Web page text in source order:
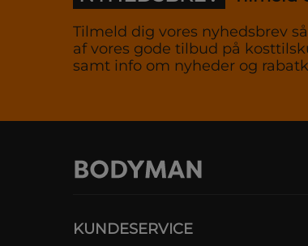
Tilmeld dig vores nyhedsbrev
af vores gode tilbud på
samt info om nyheder og
KUNDESERVICE